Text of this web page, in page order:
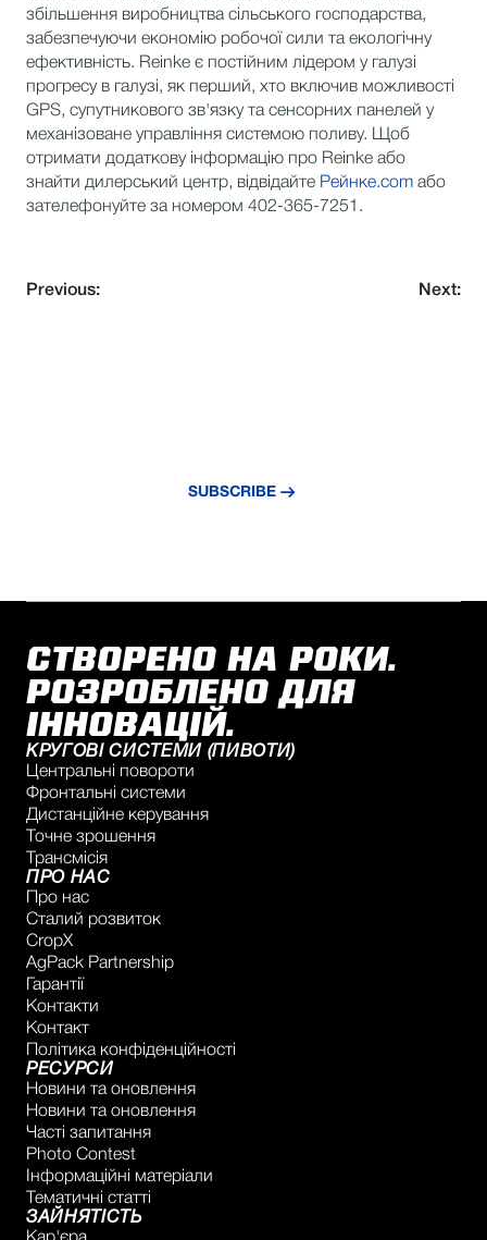
збільшення виробництва сільського господарства,
забезпечуючи економію робочої сили та екологічну
ефективність. Reinke є постійним лідером у галузі
прогресу в галузі, як перший, хто включив можливості
GPS, супутникового зв'язку та сенсорних панелей у
механізоване управління системою поливу. Щоб
отримати додаткову інформацію про Reinke або
знайти дилерський центр, відвідайте Рейнке.com або
зателефонуйте за номером 402-365-7251.
Previous: Next:
SUBSCRIBE
СТВОРЕНО НА РОКИ.
РОЗРОБЛЕНО ДЛЯ
ІННОВАЦІЙ.
КРУГОВІ СИСТЕМИ (ПИВОТИ)
Центральні повороти
Фронтальні системи
Дистанційне керування
Точне зрошення
Трансмісія
ПРО НАС
Про нас
Сталий розвиток
CropX
AgPack Partnership
Гарантії
Контакти
Контакт
Політика конфіденційності
РЕСУРСИ
Новини та оновлення
Новини та оновлення
Часті запитання
Photo Contest
Інформаційні матеріали
Тематичні статті
ЗАЙНЯТІСТЬ